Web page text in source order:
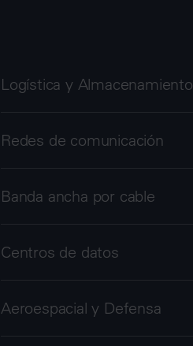
Logística y Almacenamiento
Redes de comunicación
Banda ancha por cable
Centros de datos
Aeroespacial y Defensa